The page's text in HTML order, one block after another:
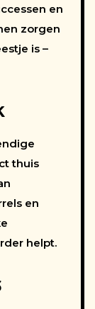
en
zorgen
is –
thuis
en
helpt.